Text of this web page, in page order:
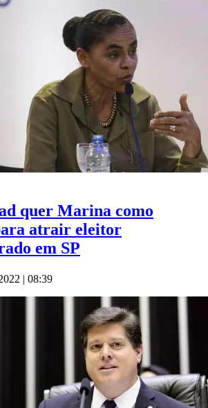
quer Marina como
atrair eleitor
em SP
| 08:39